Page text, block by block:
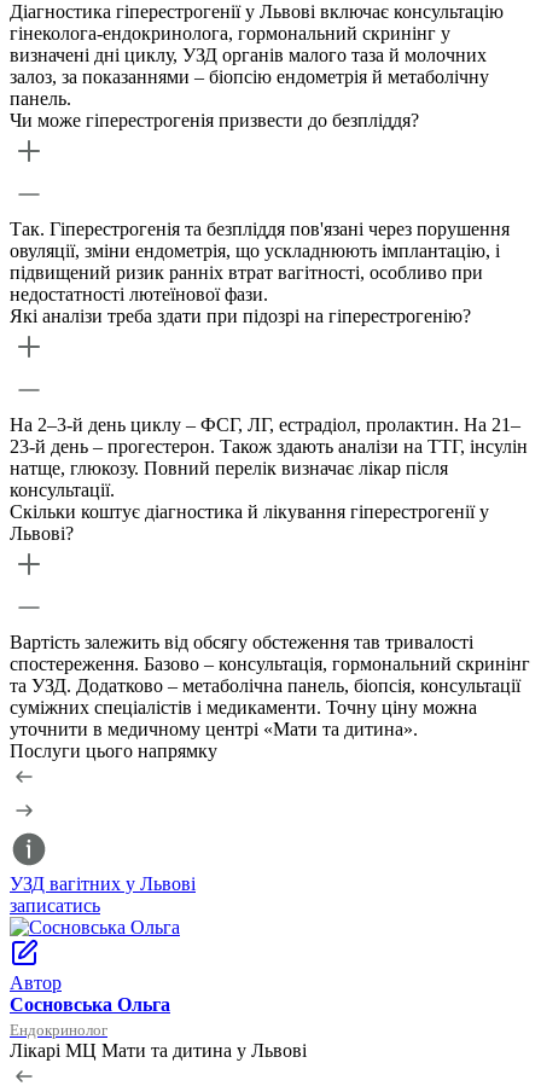
Діагностика гіперестрогенії у Львові включає консультацію
гінеколога-ендокринолога, гормональний скринінг у
визначені дні циклу, УЗД органів малого таза й молочних
залоз, за показаннями – біопсію ендометрія й метаболічну
панель.
Чи може гіперестрогенія призвести до безпліддя?
Так. Гіперестрогенія та безпліддя пов'язані через порушення
овуляції, зміни ендометрія, що ускладнюють імплантацію, і
підвищений ризик ранніх втрат вагітності, особливо при
недостатності лютеїнової фази.
Які аналізи треба здати при підозрі на гіперестрогенію?
На 2–3-й день циклу – ФСГ, ЛГ, естрадіол, пролактин. На 21–
23-й день – прогестерон. Також здають аналізи на ТТГ, інсулін
натще, глюкозу. Повний перелік визначає лікар після
консультації.
Скільки коштує діагностика й лікування гіперестрогенії у
Львові?
Вартість залежить від обсягу обстеження тав тривалості
спостереження. Базово – консультація, гормональний скринінг
та УЗД. Додатково – метаболічна панель, біопсія, консультації
суміжних спеціалістів і медикаменти. Точну ціну можна
уточнити в медичному центрі «Мати та дитина».
Послуги цього напрямку
УЗД вагітних у Львові
записатись
Автор
Сосновська Ольга
Ендокринолог
Лікарі МЦ Мати та дитина у Львові